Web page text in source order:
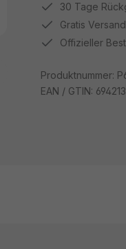
30 Tage
Gratis
Offizieller
Produktnummer:
EAN / GTIN: